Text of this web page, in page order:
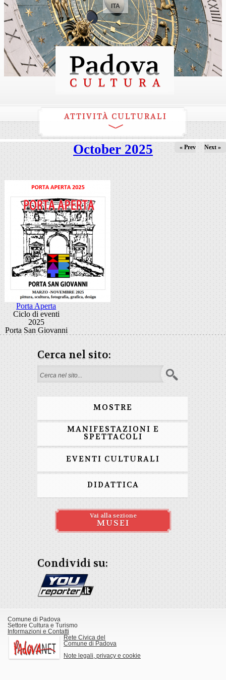
ITA
ATTIVITÀ CULTURALI
October 2025 « Prev Next »
Porta Aperta
Ciclo di eventi
2025
Porta San Giovanni
Cerca nel sito:
Search form
MOSTRE
MANIFESTAZIONI E
SPETTACOLI
EVENTI CULTURALI
DIDATTICA
Vai alla sezione
MUSEI
Condividi su:
Comune di Padova
Settore Cultura e Turismo
Informazioni e Contatti
Rete Civica del
Comune di Padova
Note legali, privacy e cookie